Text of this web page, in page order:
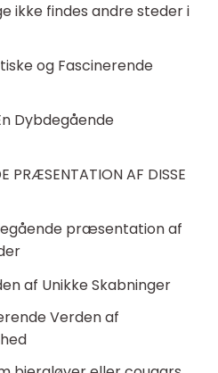
ikke findes andre steder i
og Fascinerende
Dybdegående
PRÆSENTATION AF DISSE
præsentation af
af Unikke Skabninger
Verden af